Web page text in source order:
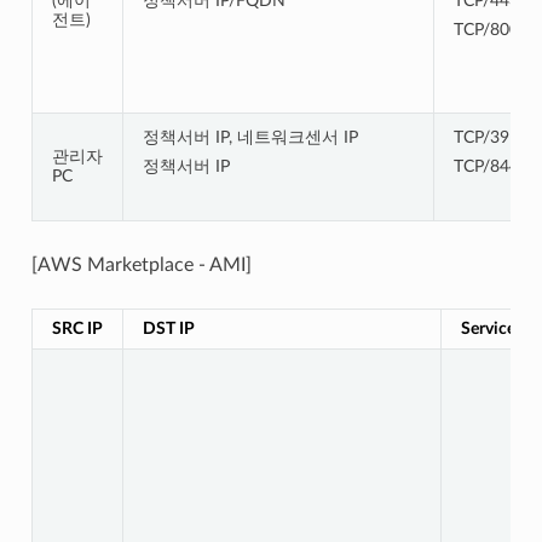
전트)
TCP/8000
관리자
PC
정책서버 IP, 네트워크센서 IP
정책서버 IP
TCP/3910
TCP/8443
[AWS Marketplace - AMI]
SRC IP DST IP Service